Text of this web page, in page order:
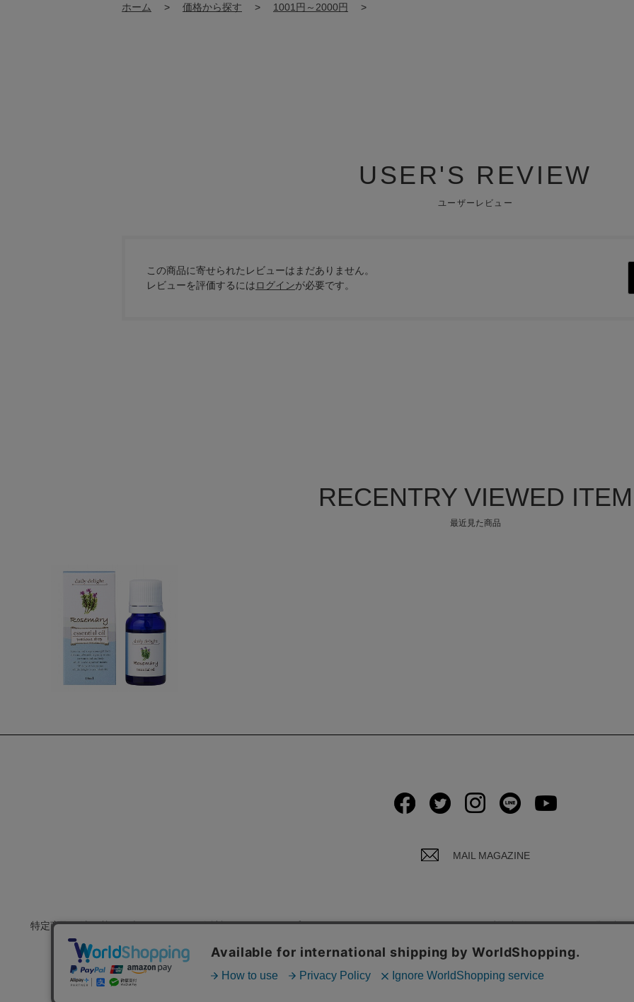
ホーム
> 価格から探す > 1001円～2000円 >
USER'S REVIEW
ユーザーレビュー
この商品に寄せられたレビューはまだありません。
レビューを評価するにはログインが必要です。
RECENTRY VIEWED ITEM
最近見た商品
MAIL MAGAZINE
特定商取引法に基づく表示 会社概要 プライバシーポリシーについて ご利用規約 お問い合わ